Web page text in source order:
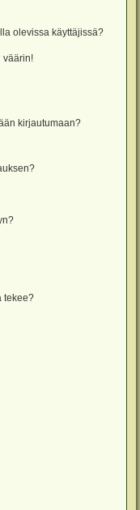
olevissa käyttäjissä?
väärin!
kirjautumaan?
tekee?